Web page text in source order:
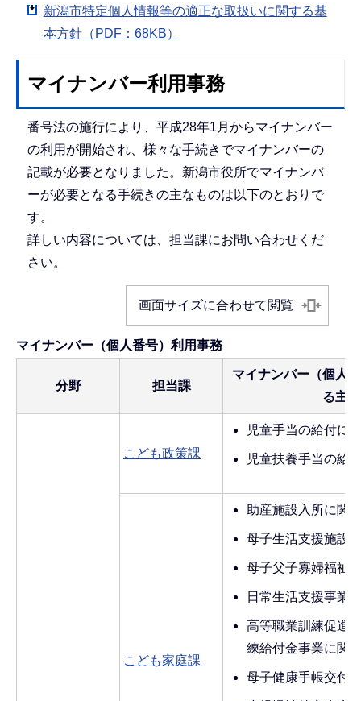
新潟市特定個人情報等の適正な取扱いに関する基
本方針（PDF：68KB）
マイナンバー利用事務
番号法の施行により、平成28年1月からマイナンバー
の利用が開始され、様々な手続きでマイナンバーの
記載が必要となりました。新潟市役所でマイナンバ
ーが必要となる手続きの主なものは以下のとおりで
す。
詳しい内容については、担当課にお問い合わせくだ
さい。
画面サイズに合わせて閲覧
マイナンバー（個人番号）利用事務
分野 担当課
マイナンバー（個人
る主
こども政策課
児童手当の給付に
児童扶養手当の給
こども家庭課
助産施設入所に関
母子生活支援施設
母子父子寡婦福祉
日常生活支援事業
高等職業訓練促進
練給付金事業に関
母子健康手帳交付